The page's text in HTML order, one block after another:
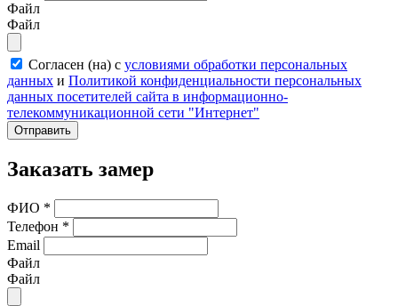
Файл
Файл
Согласен (на) с условиями обработки персональных
данных и Политикой конфиденциальности персональных
данных посетителей сайта в информационно-
телекоммуникационной сети "Интернет"
Отправить
Заказать замер
ФИО *
Телефон *
Email
Файл
Файл